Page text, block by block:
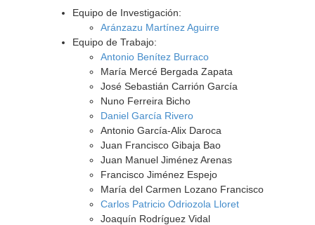
Equipo de Investigación:
Aránzazu Martínez Aguirre
Equipo de Trabajo:
Antonio Benítez Burraco
María Mercé Bergada Zapata
José Sebastián Carrión García
Nuno Ferreira Bicho
Daniel García Rivero
Antonio García-Alix Daroca
Juan Francisco Gibaja Bao
Juan Manuel Jiménez Arenas
Francisco Jiménez Espejo
María del Carmen Lozano Francisco
Carlos Patricio Odriozola Lloret
Joaquín Rodríguez Vidal